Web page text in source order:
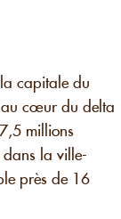
capitale du
au cœur du delta
millions
la ville-
près de 16